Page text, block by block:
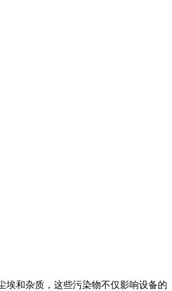
埃和杂质，这些污染物不仅影响设备的